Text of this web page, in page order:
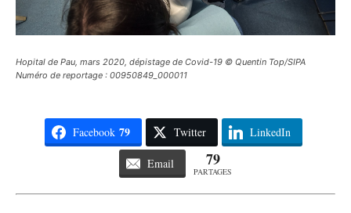
Hopital de Pau, mars 2020, dépistage de Covid-19 © Quentin Top/SIPA
Numéro de reportage : 00950849_000011
Facebook 79 Twitter LinkedIn
Email 79
PARTAGES